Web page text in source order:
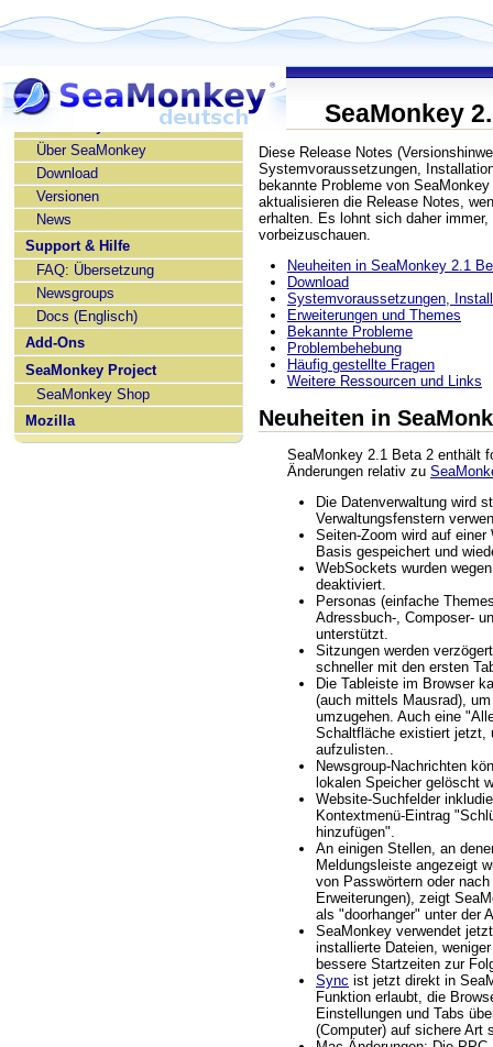
SeaMonkey deutsch
Über SeaMonkey
Download
Versionen
News
Support & Hilfe
FAQ: Übersetzung
Newsgroups
Docs (Englisch)
Add-Ons
SeaMonkey Project
SeaMonkey Shop
Mozilla
SeaMonkey
Diese Release Notes
Systemvoraussetzungen,
bekannte Probleme von
aktualisieren die Release Notes,
erhalten. Es lohnt sich daher
vorbeizuschauen.
Neuheiten in SeaMonkey 2.1
Download
Systemvoraussetzungen,
Erweiterungen und Themes
Bekannte Probleme
Problembehebung
Häufig gestellte Fragen
Weitere Ressourcen und Links
Neuheiten in
SeaMonkey 2.1 Beta 2 enthält
Änderungen relativ zu
Die Datenverwaltung wird
Verwaltungsfenstern
Seiten-Zoom wird auf
Basis gespeichert und
WebSockets wurden
deaktiviert.
Personas (einfache
Adressbuch-, Composer-
unterstützt.
Sitzungen werden
schneller mit den ersten
Die Tableiste im Browser
(auch mittels Mausrad),
umzugehen. Auch eine
Schaltfläche existiert jetzt,
aufzulisten..
Newsgroup-Nachrichten
lokalen Speicher gelöscht
Website-Suchfelder
Kontextmenü-Eintrag
hinzufügen".
An einigen Stellen, an
Meldungsleiste angezeigt
von Passwörtern oder
Erweiterungen), zeigt
als "doorhanger" unter der
SeaMonkey verwendet
installierte Dateien,
bessere Startzeiten zur
Sync ist jetzt direkt in
Funktion erlaubt, die
Einstellungen und Tabs
(Computer) auf sichere Art